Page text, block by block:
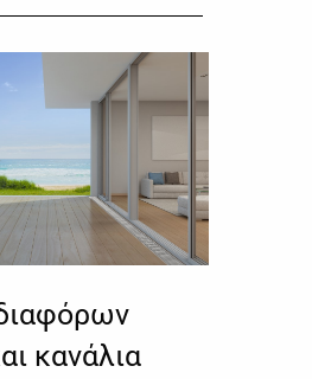
κανάλια